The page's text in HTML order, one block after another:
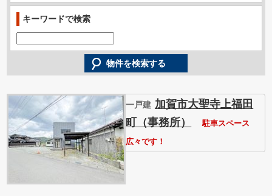
キーワードで検索
一戸建 加賀市大聖寺上福田
町（事務所）
駐車スペース
広々です！